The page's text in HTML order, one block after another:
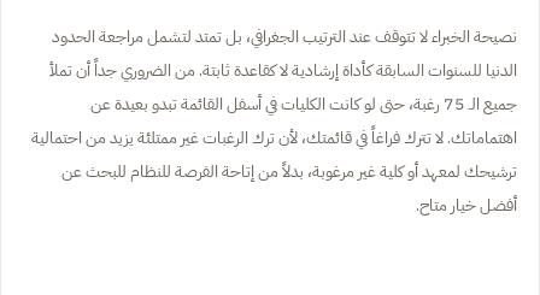
نصيحة الخبراء لا تتوقف عند الترتيب الجغرافي، بل تمتد لتشمل مراجعة الحدود
الدنيا للسنوات السابقة كأداة إرشادية لا كقاعدة ثابتة. من الضروري جداً أن تملأ
جميع الـ 75 رغبة، حتى لو كانت الكليات في أسفل القائمة تبدو بعيدة عن
اهتماماتك. لا تترك فراغاً في قائمتك، لأن ترك الرغبات غير ممتلئة يزيد من احتمالية
ترشيحك لمعهد أو كلية غير مرغوبة، بدلاً من إتاحة الفرصة للنظام للبحث عن
أفضل خيار متاح.